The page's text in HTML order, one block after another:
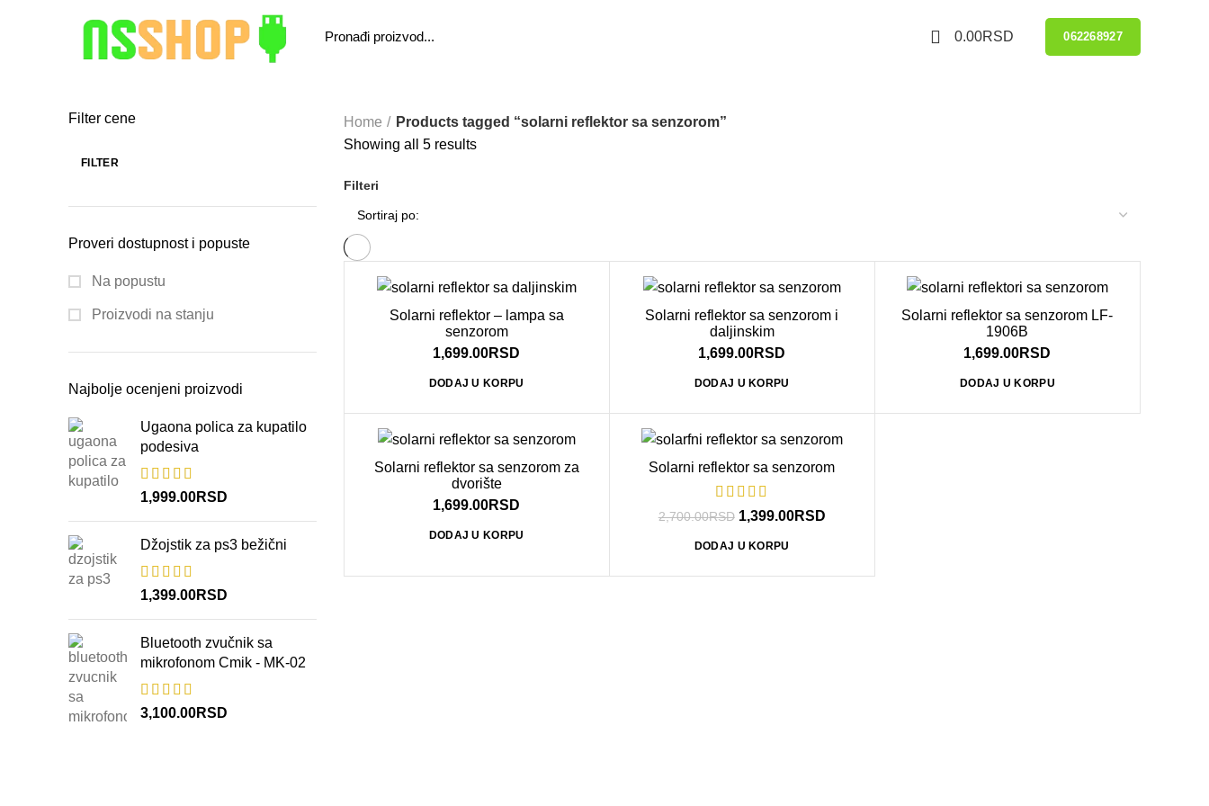
0.00RSD 062268927
Filter cene
FILTER
Proveri dostupnost i popuste
Na popustu
Proizvodi na stanju
Najbolje ocenjeni proizvodi
Ugaona polica za kupatilo
podesiva
1,999.00RSD
Džojstik za ps3 bežični
1,399.00RSD
Bluetooth zvučnik sa
mikrofonom Cmik - MK-02
3,100.00RSD
Home
Products tagged “solarni reflektor sa senzorom”
Showing all 5 results
Filteri
Solarni reflektor – lampa sa
senzorom
1,699.00RSD
DODAJ U KORPU
Solarni reflektor sa senzorom i
daljinskim
1,699.00RSD
DODAJ U KORPU
Solarni reflektor sa senzorom LF-
1906B
1,699.00RSD
DODAJ U KORPU
Solarni reflektor sa senzorom za
dvorište
1,699.00RSD
DODAJ U KORPU
Solarni reflektor sa senzorom
2,700.00RSD 1,399.00RSD
DODAJ U KORPU